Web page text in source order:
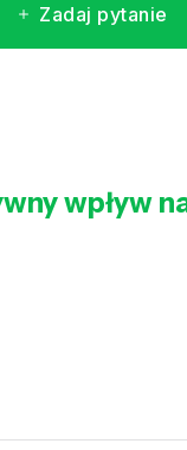
Zadaj pytanie
wpływ